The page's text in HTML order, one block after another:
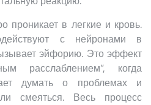
проникает в легкие и кровь.
с нейронами в
эйфорию. Это эффект
расслаблением”, когда
думать о проблемах и
смеяться. Весь процесс